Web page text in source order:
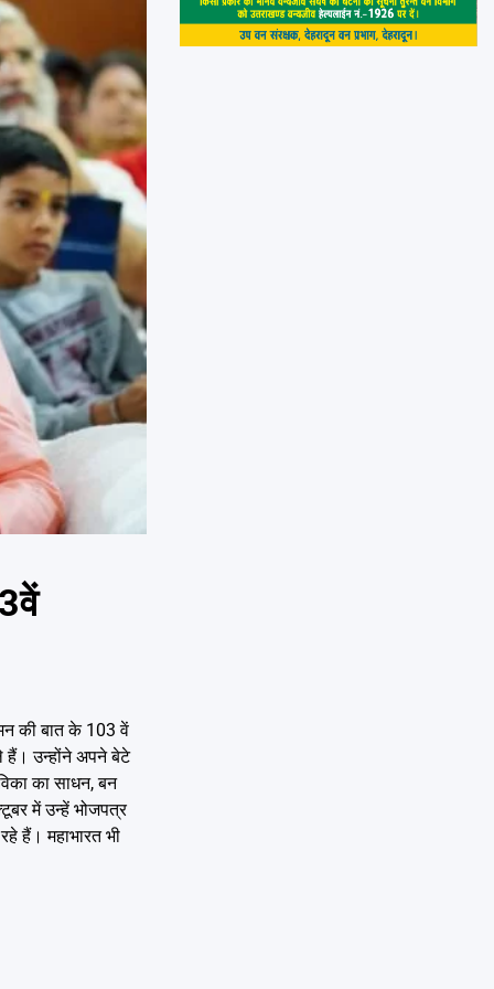
की बात के 103 वें
हैं। उन्होंने अपने बेटे
का साधन, बन
में उन्हें भोजपत्र
हैं। महाभारत भी